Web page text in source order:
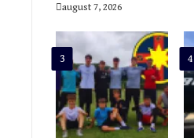
august 7, 2026
3 4